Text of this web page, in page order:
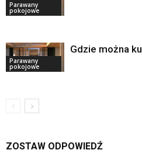
Parawany
pokojowe
Parawany
pokojowe
Gdzie można
ZOSTAW ODPOWIEDŹ